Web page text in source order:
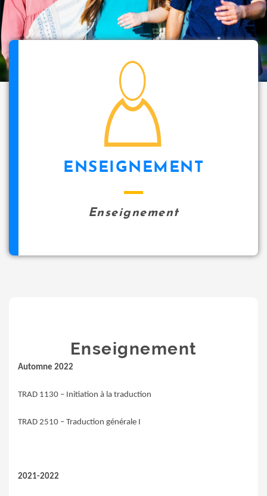
p
a
l
ENSEIGNEMENT
Enseignement
Enseignement
Automne 2022
TRAD 1130 – Initiation à la traduction
TRAD 2510 – Traduction générale I
2021-2022